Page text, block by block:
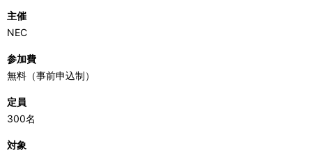
主催
NEC
参加費
無料（事前申込制）
定員
300名
対象